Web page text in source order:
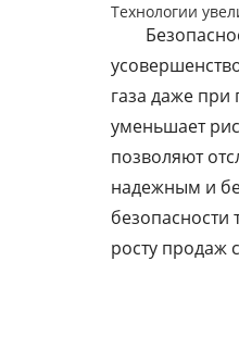
Технологии
газа даже при
уменьшает
позволяют
надежным и
безопасности
росту продаж